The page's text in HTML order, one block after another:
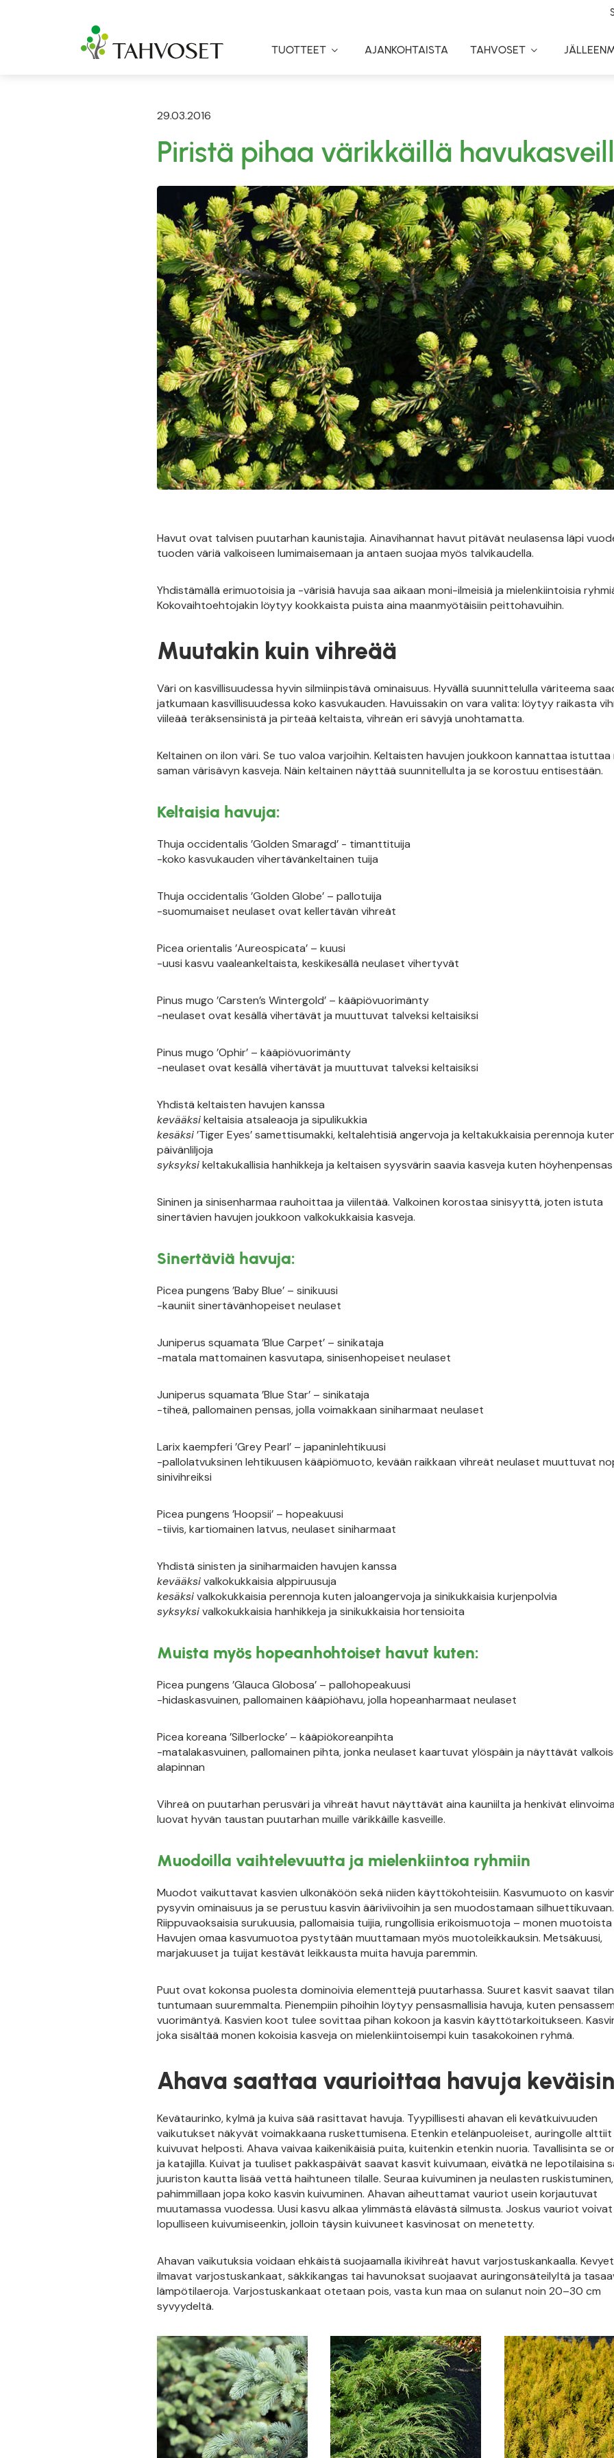
TUOTTEET
Toggle
AJANKOHTAISTA TAHVOSET
Toggle
29.03.2016
Piristä pihaa värikkäillä
Havut ovat talvisen puutarhan kaunistajia. Ainavihannat havut pitävät neulasensa läpi
tuoden väriä valkoiseen lumimaisemaan ja antaen suojaa myös talvikaudella.
Yhdistämällä erimuotoisia ja -värisiä havuja saa aikaan moni-ilmeisiä ja mielenkiintoisia
Kokovaihtoehtojakin löytyy kookkaista puista aina maanmyötäisiin peittohavuihin.
Muutakin kuin vihreää
Väri on kasvillisuudessa hyvin silmiinpistävä ominaisuus. Hyvällä suunnittelulla väriteema
jatkumaan kasvillisuudessa koko kasvukauden. Havuissakin on vara valita: löytyy raikasta
viileää teräksensinistä ja pirteää keltaista, vihreän eri sävyjä unohtamatta.
Keltainen on ilon väri. Se tuo valoa varjoihin. Keltaisten havujen joukkoon kannattaa istuttaa
saman värisävyn kasveja. Näin keltainen näyttää suunnitellulta ja se korostuu entisestään.
Keltaisia havuja:
Thuja occidentalis ’Golden Smaragd’ - timanttituija
-koko kasvukauden vihertävänkeltainen tuija
Thuja occidentalis ’Golden Globe’ – pallotuija
-suomumaiset neulaset ovat kellertävän vihreät
Picea orientalis ’Aureospicata’ – kuusi
-uusi kasvu vaaleankeltaista, keskikesällä neulaset vihertyvät
Pinus mugo ’Carsten’s Wintergold’ – kääpiövuorimänty
-neulaset ovat kesällä vihertävät ja muuttuvat talveksi keltaisiksi
Pinus mugo ’Ophir’ – kääpiövuorimänty
-neulaset ovat kesällä vihertävät ja muuttuvat talveksi keltaisiksi
Yhdistä keltaisten havujen kanssa
kevääksikeltaisia atsaleaoja ja sipulikukkia
kesäksi’Tiger Eyes’ samettisumakki, keltalehtisiä angervoja ja keltakukkaisia perennoja
päivänliljoja
syksyksikeltakukallisia hanhikkeja ja keltaisen syysvärin saavia kasveja kuten höyhenpensas
Sininen ja sinisenharmaa rauhoittaa ja viilentää. Valkoinen korostaa sinisyyttä, joten istuta
sinertävien havujen joukkoon valkokukkaisia kasveja.
Sinertäviä havuja:
Picea pungens ’Baby Blue’ – sinikuusi
-kauniit sinertävänhopeiset neulaset
Juniperus squamata ’Blue Carpet’ – sinikataja
-matala mattomainen kasvutapa, sinisenhopeiset neulaset
Juniperus squamata ’Blue Star’ – sinikataja
-tiheä, pallomainen pensas, jolla voimakkaan siniharmaat neulaset
Larix kaempferi ’Grey Pearl’ – japaninlehtikuusi
-pallolatvuksinen lehtikuusen kääpiömuoto, kevään raikkaan vihreät neulaset muuttuvat
sinivihreiksi
Picea pungens ’Hoopsii’ – hopeakuusi
-tiivis, kartiomainen latvus, neulaset siniharmaat
Yhdistä sinisten ja siniharmaiden havujen kanssa
kevääksivalkokukkaisia alppiruusuja
kesäksivalkokukkaisia perennoja kuten jaloangervoja ja sinikukkaisia kurjenpolvia
syksyksivalkokukkaisia hanhikkeja ja sinikukkaisia hortensioita
Muista myös hopeanhohtoiset havut kuten:
Picea pungens ’Glauca Globosa’ – pallohopeakuusi
-hidaskasvuinen, pallomainen kääpiöhavu, jolla hopeanharmaat neulaset
Picea koreana ’Silberlocke’ – kääpiökoreanpihta
-matalakasvuinen, pallomainen pihta, jonka neulaset kaartuvat ylöspäin ja näyttävät
alapinnan
Vihreä on puutarhan perusväri ja vihreät havut näyttävät aina kauniilta ja henkivät
luovat hyvän taustan puutarhan muille värikkäille kasveille.
Muodoilla vaihtelevuutta ja mielenkiintoa ryhmiin
Muodot vaikuttavat kasvien ulkonäköön sekä niiden käyttökohteisiin. Kasvumuoto on
pysyvin ominaisuus ja se perustuu kasvin ääriviivoihin ja sen muodostamaan silhuettikuvaan.
Riippuvaoksaisia surukuusia, pallomaisia tuijia, rungollisia erikoismuotoja – monen muotoista
Havujen omaa kasvumuotoa pystytään muuttamaan myös muotoleikkauksin. Metsäkuusi,
marjakuuset ja tuijat kestävät leikkausta muita havuja paremmin.
Puut ovat kokonsa puolesta dominoivia elementtejä puutarhassa. Suuret kasvit saavat tilan
tuntumaan suuremmalta. Pienempiin pihoihin löytyy pensasmallisia havuja, kuten
vuorimäntyä. Kasvien koot tulee sovittaa pihan kokoon ja kasvin käyttötarkoitukseen.
joka sisältää monen kokoisia kasveja on mielenkiintoisempi kuin tasakokoinen ryhmä.
Ahava saattaa vaurioittaa havuja keväisin
Kevätaurinko, kylmä ja kuiva sää rasittavat havuja. Tyypillisesti ahavan eli kevätkuivuuden
vaikutukset näkyvät voimakkaana ruskettumisena. Etenkin etelänpuoleiset, auringolle
kuivuvat helposti. Ahava vaivaa kaikenikäisiä puita, kuitenkin etenkin nuoria. Tavallisinta se
ja katajilla. Kuivat ja tuuliset pakkaspäivät saavat kasvit kuivumaan, eivätkä ne lepotilaisina
juuriston kautta lisää vettä haihtuneen tilalle. Seuraa kuivuminen ja neulasten ruskistuminen,
pahimmillaan jopa koko kasvin kuivuminen. Ahavan aiheuttamat vauriot usein korjautuvat
muutamassa vuodessa. Uusi kasvu alkaa ylimmästä elävästä silmusta. Joskus vauriot
lopulliseen kuivumiseenkin, jolloin täysin kuivuneet kasvinosat on menetetty.
Ahavan vaikutuksia voidaan ehkäistä suojaamalla ikivihreät havut varjostuskankaalla.
ilmavat varjostuskankaat, säkkikangas tai havunoksat suojaavat auringonsäteilyltä ja
lämpötilaeroja. Varjostuskankaat otetaan pois, vasta kun maa on sulanut noin 20–30 cm
syvyydeltä.